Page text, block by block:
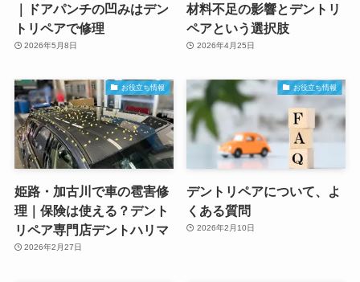
｜ドアパンチの凹みはデン
トリペアで修理
2026年5月8日
材料不足の影響とデントリ
ペアという選択肢
2026年4月25日
お役立ち情報
姫路・加古川で車の雹害修
理｜保険は使える？デント
リペア専門店デントハリマ
2026年2月27日
お役立ち情報
デントリペアについて、よ
くある質問
2026年2月10日